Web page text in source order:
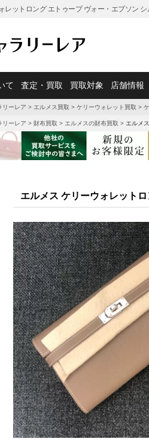
レットロング エトゥープ ヴォー・エプソン
て 査定・買取 買取対象 店舗情報
リーレア > エルメス買取 > ケリーウォレット買取 >
リーレア > 財布買取 > エルメスの財布買取 > エルメ
エルメス ケリーウォレット